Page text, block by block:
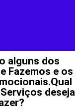
alguns dos
Fazemos e os
deseja